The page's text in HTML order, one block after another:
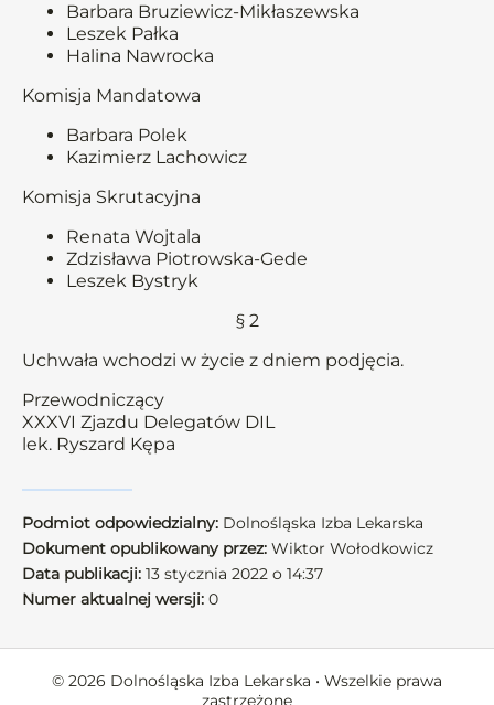
Barbara Bruziewicz-Mikłaszewska
Leszek Pałka
Halina Nawrocka
Komisja Mandatowa
Barbara Polek
Kazimierz Lachowicz
Komisja Skrutacyjna
Renata Wojtala
Zdzisława Piotrowska-Gede
Leszek Bystryk
§ 2
Uchwała wchodzi w życie z dniem podjęcia.
Przewodniczący
XXXVI Zjazdu Delegatów DIL
lek. Ryszard Kępa
Podmiot odpowiedzialny: Dolnośląska Izba Lekarska
Dokument opublikowany przez: Wiktor Wołodkowicz
Data publikacji: 13 stycznia 2022 o 14:37
Numer aktualnej wersji: 0
© 2026 Dolnośląska Izba Lekarska • Wszelkie prawa
zastrzeżone